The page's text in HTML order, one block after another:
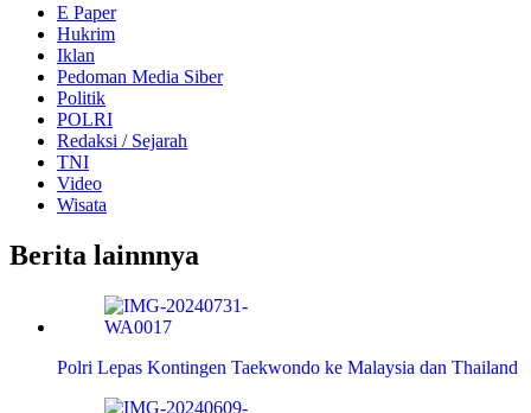
E Paper
Hukrim
Iklan
Pedoman Media Siber
Politik
POLRI
Redaksi / Sejarah
TNI
Video
Wisata
Berita lainnnya
Polri Lepas Kontingen Taekwondo ke Malaysia dan Thailand